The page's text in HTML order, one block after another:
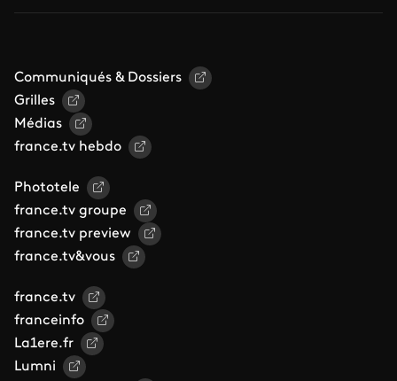
Communiqués & Dossiers
Grilles
Médias
france.tv hebdo
Phototele
france.tv groupe
france.tv preview
france.tv&vous
france.tv
franceinfo
La1ere.fr
Lumni